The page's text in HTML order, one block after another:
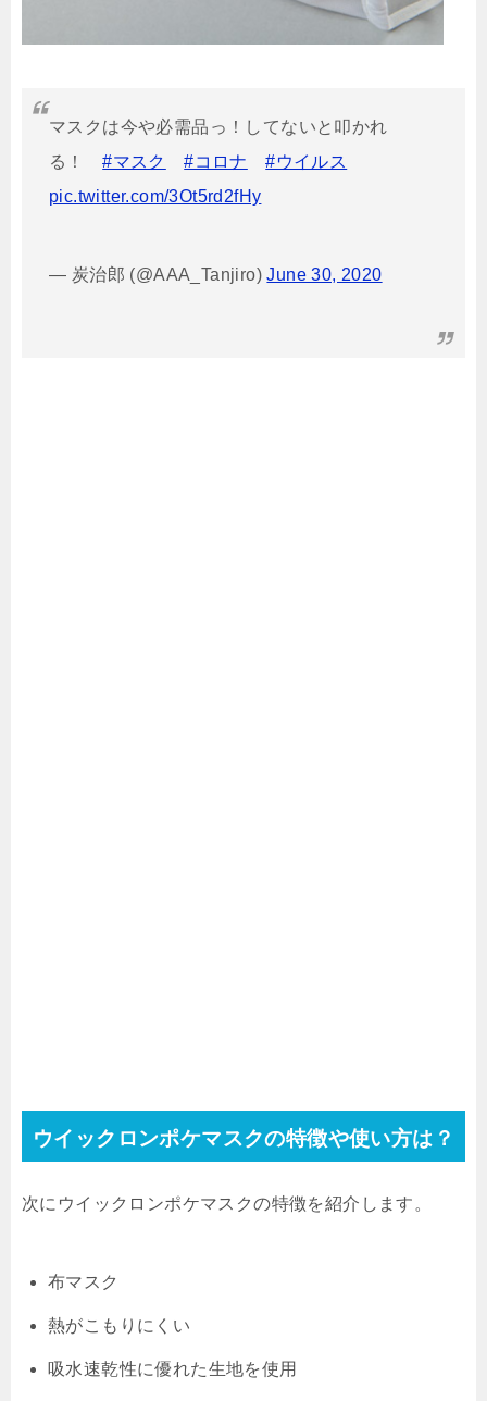
マスクは今や必需品っ！してないと叩かれ
る！#マスク #コロナ
#ウイルス
pic.twitter.com/3Ot5rd2fHy
— 炭治郎 (@AAA_Tanjiro)June 30, 2020
ウイックロンポケマスクの特徴や使い方は？
次にウイックロンポケマスクの特徴を紹介します。
布マスク
熱がこもりにくい
吸水速乾性に優れた生地を使用